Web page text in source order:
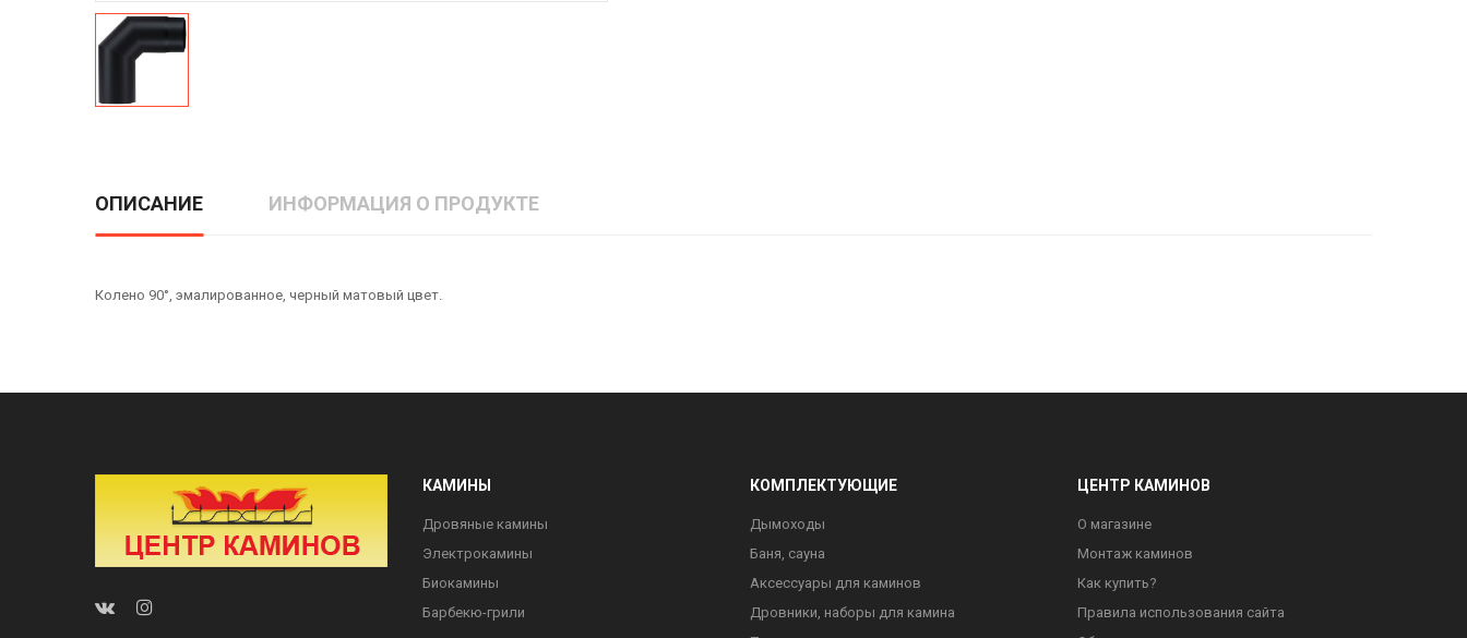
ОПИСАНИЕ ИНФОРМАЦИЯ О ПРОДУКТЕ
Колено 90°, эмалированное, черный матовый цвет.
КАМИНЫ
Дровяные камины
Электрокамины
Биокамины
Барбекю-грили
КОМПЛЕКТУЮЩИЕ
Дымоходы
Баня, сауна
Аксессуары для каминов
Дровники, наборы для камина
ЦЕНТР КАМИНОВ
О магазине
Монтаж каминов
Как купить?
Правила использования сайта